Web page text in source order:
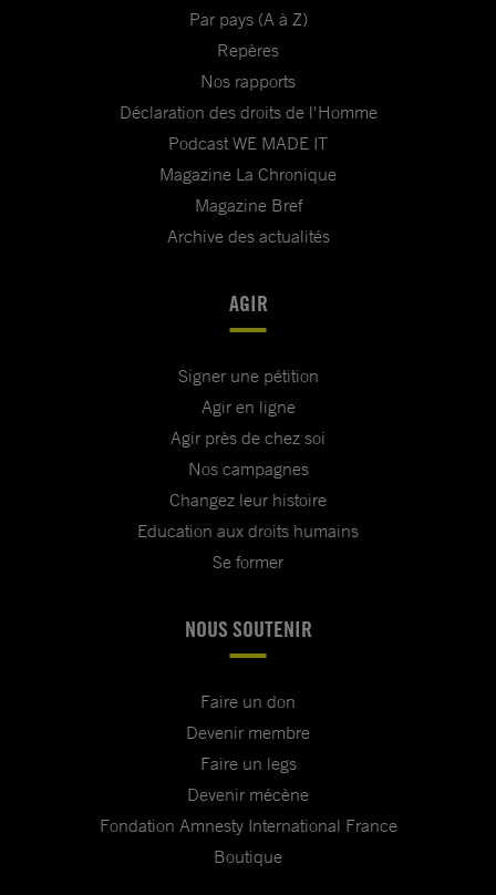
Par pays (A à Z)
Repères
Nos rapports
Déclaration des droits de l'Homme
Podcast WE MADE IT
Magazine La Chronique
Magazine Bref
Archive des actualités
AGIR
Signer une pétition
Agir en ligne
Agir près de chez soi
Nos campagnes
Changez leur histoire
Education aux droits humains
Se former
NOUS SOUTENIR
Faire un don
Devenir membre
Faire un legs
Devenir mécène
Fondation Amnesty International France
Boutique